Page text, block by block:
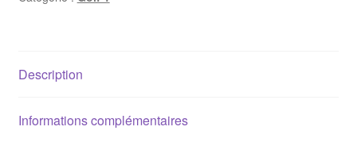
-Description
Informations complémentaires